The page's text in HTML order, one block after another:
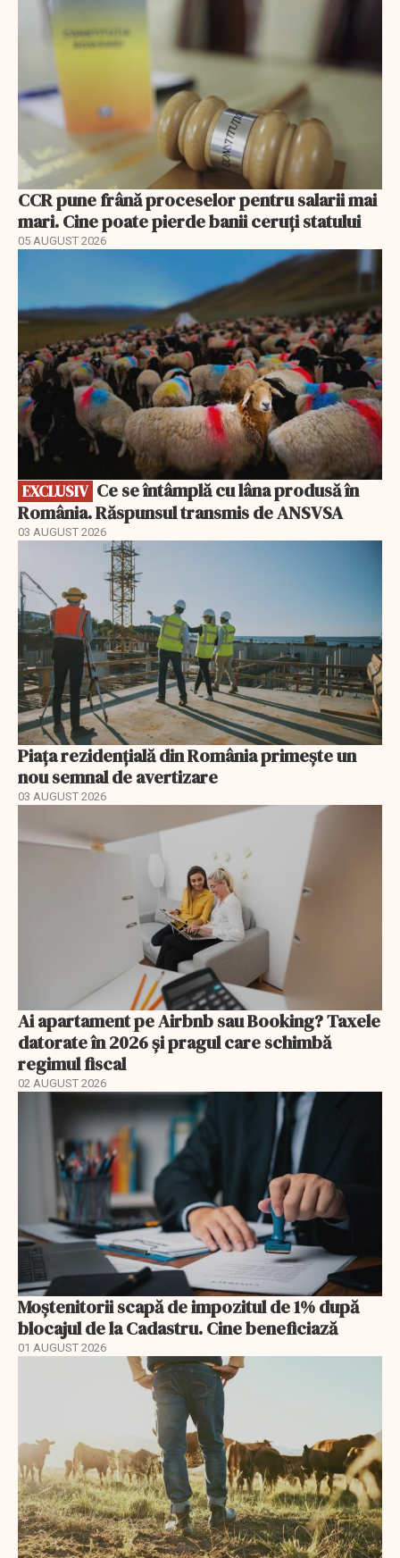
CCR pune frână proceselor pentru salarii mai
mari. Cine poate pierde banii ceruți statului
05 AUGUST 2026
EXCLUSIV
România. Răspunsul transmis de ANSVSA
03 AUGUST 2026
Piața rezidențială din România primește un
nou semnal de avertizare
03 AUGUST 2026
Ai apartament pe Airbnb sau Booking? Taxele
datorate în 2026 și pragul care schimbă
regimul fiscal
02 AUGUST 2026
Moștenitorii scapă de impozitul de 1% după
blocajul de la Cadastru. Cine beneficiază
01 AUGUST 2026